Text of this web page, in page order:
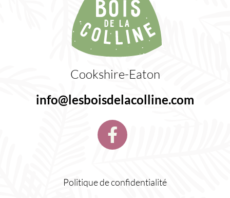
Cookshire-Eaton
info@lesboisdelacolline.com
Politique de confidentialité